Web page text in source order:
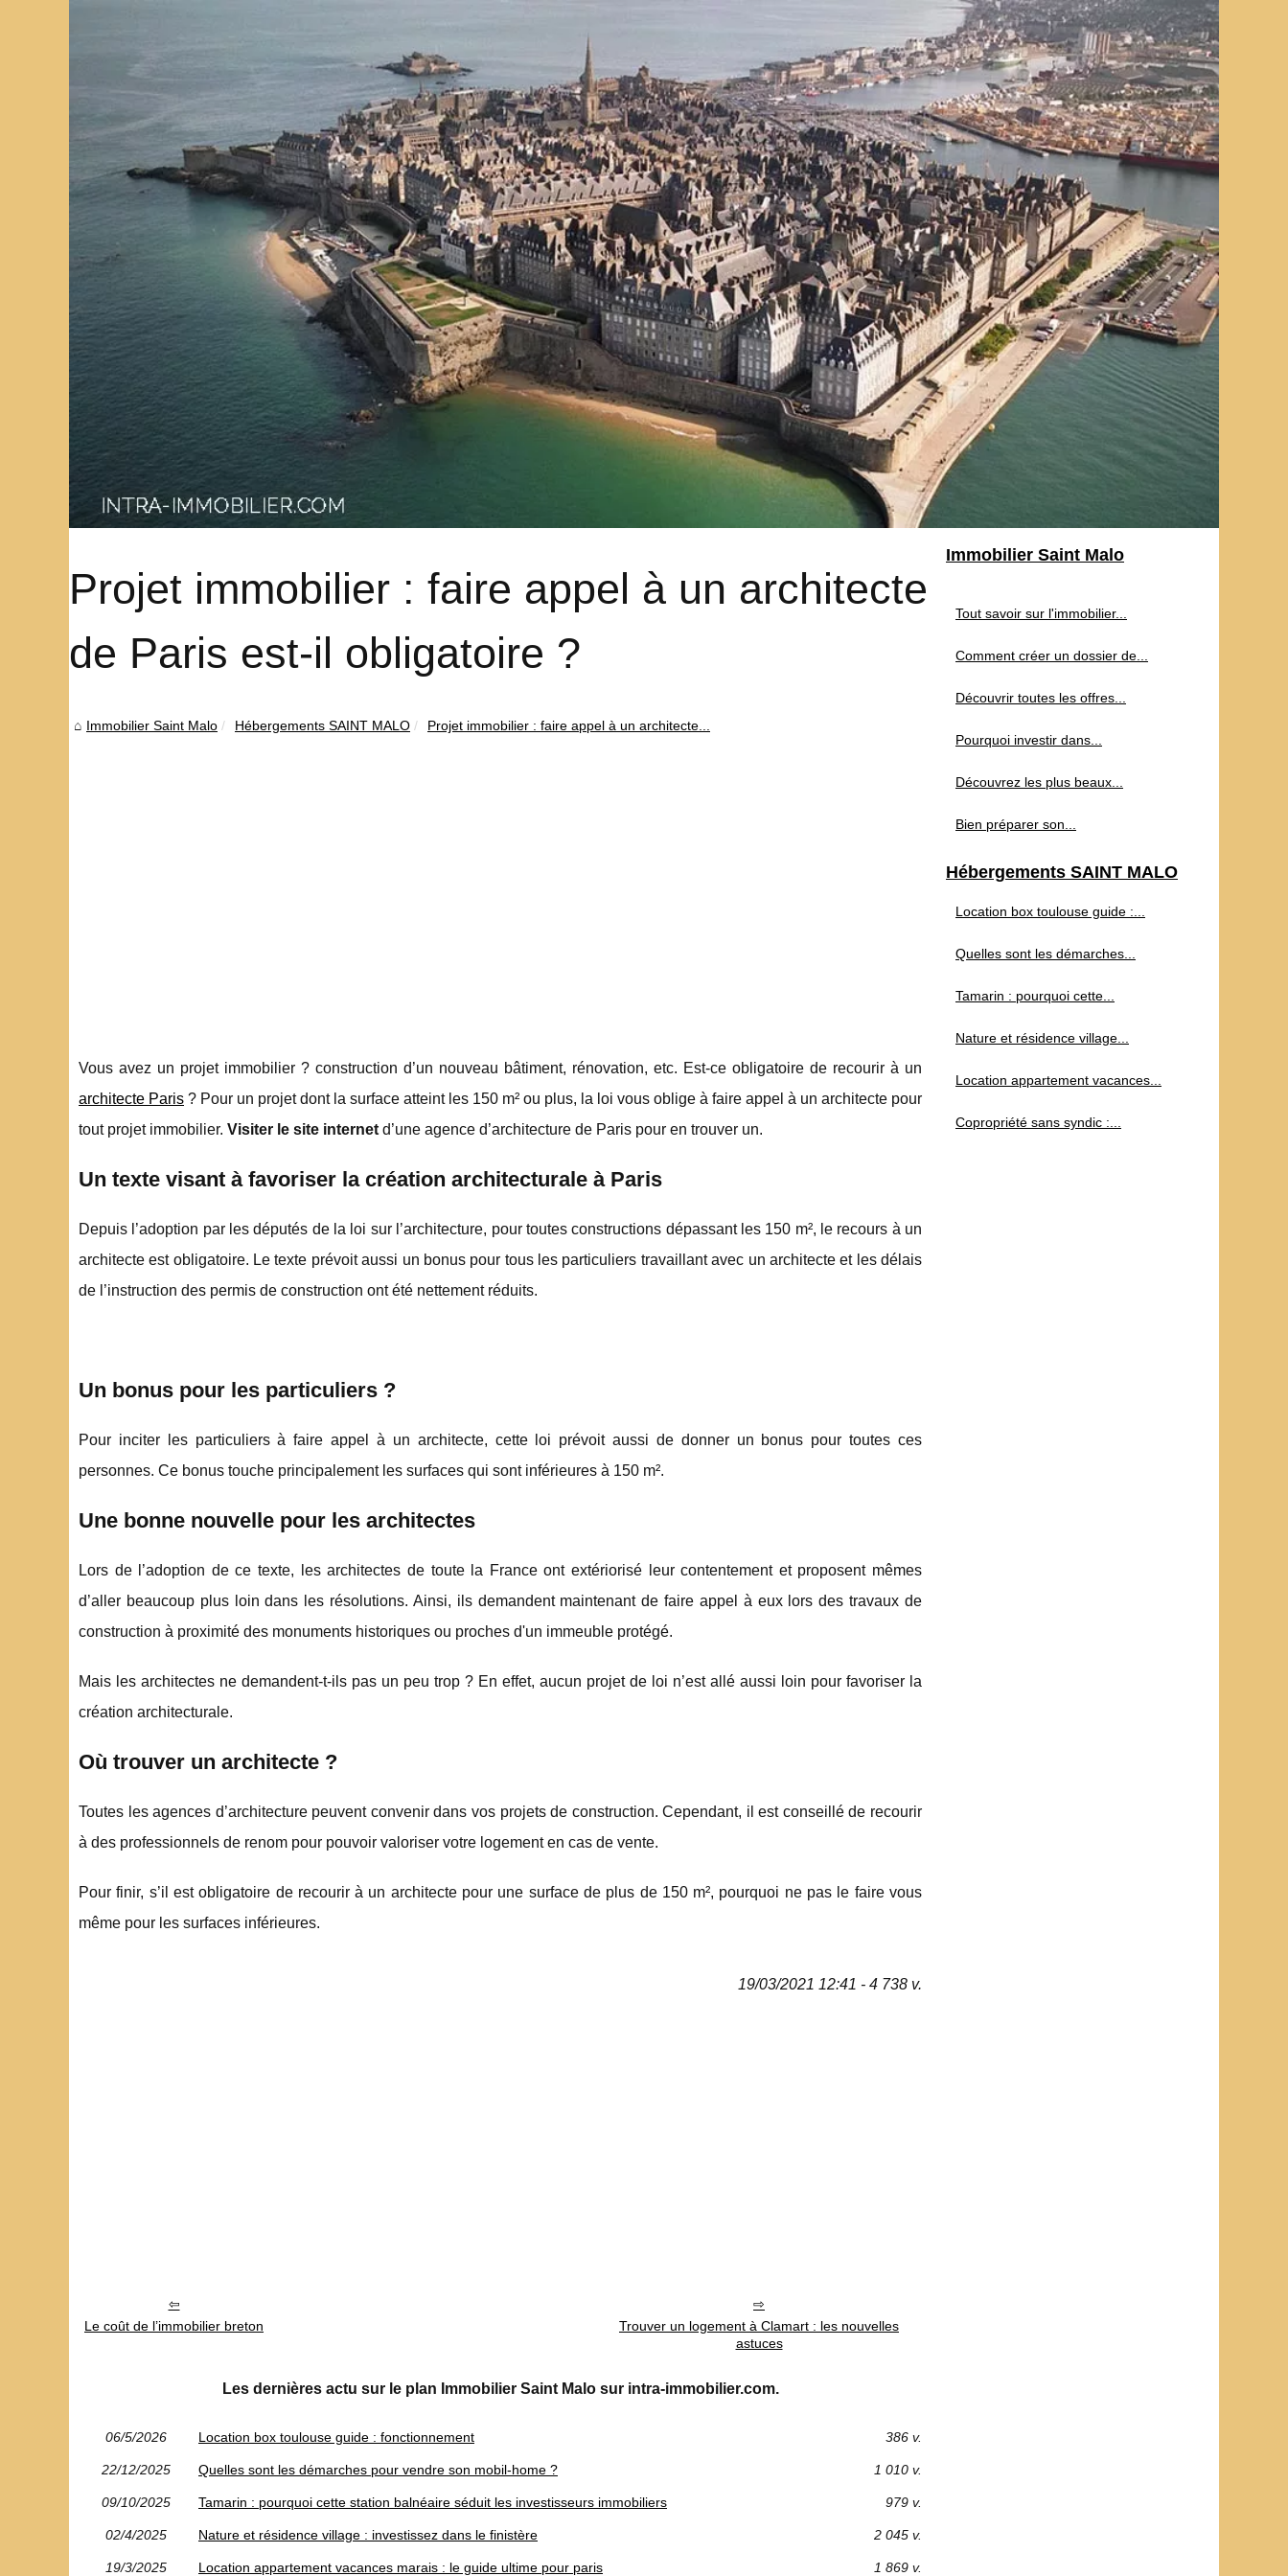
Projet immobilier : faire appel à un architecte
de Paris est-il obligatoire ?
Immobilier Saint Malo Hébergements SAINT MALO Projet immobilier : faire appel à un architecte...
Vous avez un projet immobilier ? construction d’un nouveau bâtiment, rénovation, etc. Est-ce obligatoire de recourir à un
architecte Paris ? Pour un projet dont la surface atteint les 150 m² ou plus, la loi vous oblige à faire appel à un architecte pour
tout projet immobilier. Visiter le site internet d’une agence d’architecture de Paris pour en trouver un.
Un texte visant à favoriser la création architecturale à Paris
Depuis l’adoption par les députés de la loi sur l’architecture, pour toutes constructions dépassant les 150 m², le recours à un
architecte est obligatoire. Le texte prévoit aussi un bonus pour tous les particuliers travaillant avec un architecte et les délais
de l’instruction des permis de construction ont été nettement réduits.
Un bonus pour les particuliers ?
Pour inciter les particuliers à faire appel à un architecte, cette loi prévoit aussi de donner un bonus pour toutes ces
personnes. Ce bonus touche principalement les surfaces qui sont inférieures à 150 m².
Une bonne nouvelle pour les architectes
Lors de l’adoption de ce texte, les architectes de toute la France ont extériorisé leur contentement et proposent mêmes
d’aller beaucoup plus loin dans les résolutions. Ainsi, ils demandent maintenant de faire appel à eux lors des travaux de
construction à proximité des monuments historiques ou proches d'un immeuble protégé.
Mais les architectes ne demandent-t-ils pas un peu trop ? En effet, aucun projet de loi n’est allé aussi loin pour favoriser la
création architecturale.
Où trouver un architecte ?
Toutes les agences d’architecture peuvent convenir dans vos projets de construction. Cependant, il est conseillé de recourir
à des professionnels de renom pour pouvoir valoriser votre logement en cas de vente.
Pour finir, s’il est obligatoire de recourir à un architecte pour une surface de plus de 150 m², pourquoi ne pas le faire vous
même pour les surfaces inférieures.
19/03/2021 12:41 - 4 738 v.
Le coût de l’immobilier breton
Trouver un logement à Clamart : les nouvelles
astuces
Les dernières actu sur le plan Immobilier Saint Malo sur intra-immobilier.com.
06/5/2026 Location box toulouse guide : fonctionnement 386 v.
22/12/2025 Quelles sont les démarches pour vendre son mobil-home ? 1 010 v.
09/10/2025 Tamarin : pourquoi cette station balnéaire séduit les investisseurs immobiliers 979 v.
02/4/2025 Nature et résidence village : investissez dans le finistère 2 045 v.
19/3/2025 Location appartement vacances marais : le guide ultime pour paris 1 869 v.
Immobilier Saint Malo
Tout savoir sur l'immobilier...
Comment créer un dossier de...
Découvrir toutes les offres...
Pourquoi investir dans...
Découvrez les plus beaux...
Bien préparer son...
Hébergements SAINT MALO
Location box toulouse guide :...
Quelles sont les démarches...
Tamarin : pourquoi cette...
Nature et résidence village...
Location appartement vacances...
Copropriété sans syndic :...